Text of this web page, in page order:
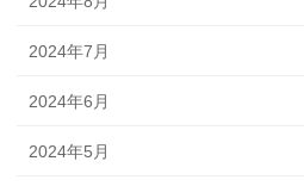
2024年7月
2024年6月
2024年5月